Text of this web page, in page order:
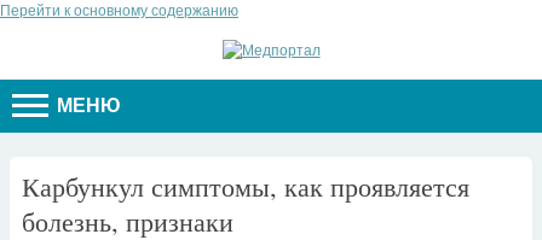
Перейти к основному содержанию
МЕНЮ
Карбункул симптомы, как проявляется
болезнь, признаки